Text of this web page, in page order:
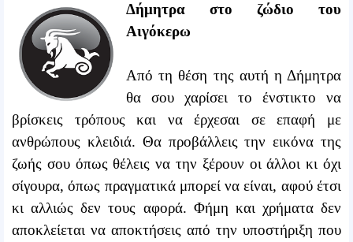
Δήμητρα στο ζώδιο του
Αιγόκερω
Από τη θέση της αυτή η Δήμητρα
θα σου χαρίσει το ένστικτο να
βρίσκεις τρόπους και να έρχεσαι σε επαφή με
ανθρώπους κλειδιά. Θα προβάλλεις την εικόνα της
ζωής σου όπως θέλεις να την ξέρουν οι άλλοι κι όχι
σίγουρα, όπως πραγματικά μπορεί να είναι, αφού έτσι
κι αλλιώς δεν τους αφορά. Φήμη και χρήματα δεν
αποκλείεται να αποκτήσεις από την υποστήριξη που